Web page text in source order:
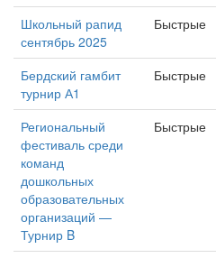
Школьный рапид
сентябрь 2025
Быстрые
Бердский гамбит
турнир А1
Быстрые
Региональный
фестиваль среди
команд
дошкольных
образовательных
организаций —
Турнир B
Быстрые